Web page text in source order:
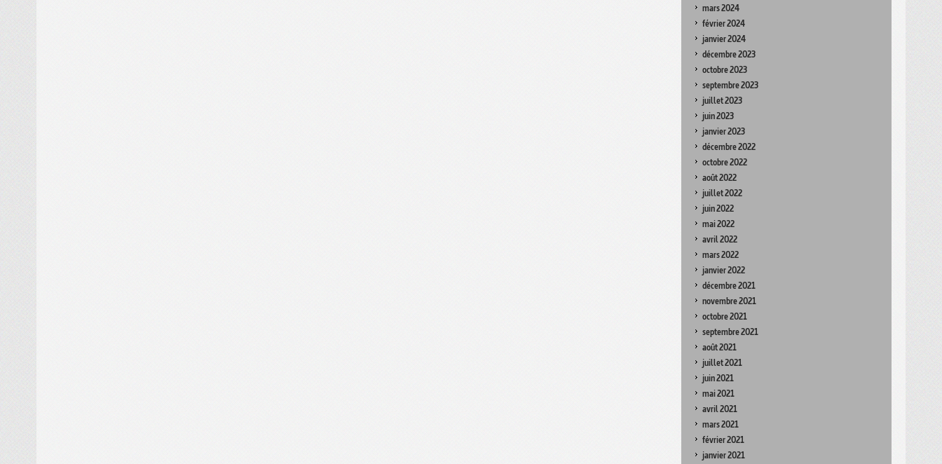
mars 2024
février 2024
janvier 2024
décembre 2023
octobre 2023
septembre 2023
juillet 2023
juin 2023
janvier 2023
décembre 2022
octobre 2022
août 2022
juillet 2022
juin 2022
mai 2022
avril 2022
mars 2022
janvier 2022
décembre 2021
novembre 2021
octobre 2021
septembre 2021
août 2021
juillet 2021
juin 2021
mai 2021
avril 2021
mars 2021
février 2021
janvier 2021